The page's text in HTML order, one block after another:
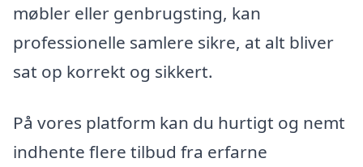
møbler eller genbrugsting, kan
professionelle samlere sikre, at alt bliver
sat op korrekt og sikkert.
På vores platform kan du hurtigt og nemt
indhente flere tilbud fra erfarne